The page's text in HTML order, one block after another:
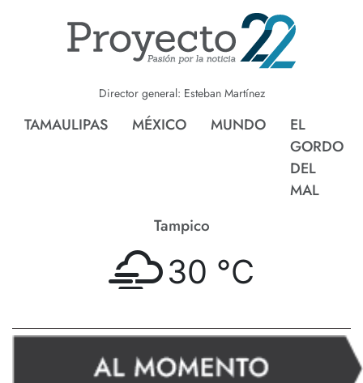
Director general: Esteban Martínez
TAMAULIPAS MÉXICO MUNDO
EL
GORDO
DEL
MAL
Tampico
30 °C